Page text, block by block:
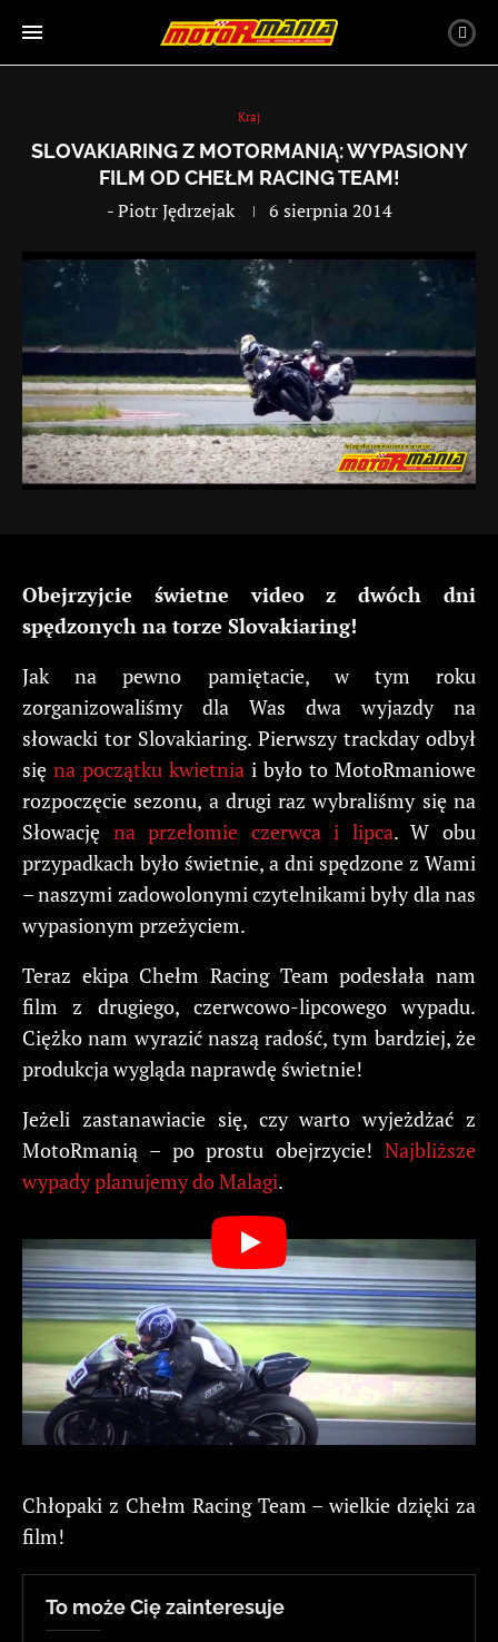
Kraj
SLOVAKIARING Z MOTORMANIĄ: WYPASIONY
FILM OD CHEŁM RACING TEAM!
-Piotr Jędrzejak 6 sierpnia 2014
Obejrzyjcie świetne video z dwóch dni
spędzonych na torze Slovakiaring!
Jak na pewno pamiętacie, w tym roku
zorganizowaliśmy dla Was dwa wyjazdy na
słowacki tor Slovakiaring. Pierwszy trackday odbył
się na początku kwietnia i było to MotoRmaniowe
rozpoczęcie sezonu, a drugi raz wybraliśmy się na
Słowację na przełomie czerwca i lipca. W obu
przypadkach było świetnie, a dni spędzone z Wami
– naszymi zadowolonymi czytelnikami były dla nas
wypasionym przeżyciem.
Teraz ekipa Chełm Racing Team podesłała nam
film z drugiego, czerwcowo-lipcowego wypadu.
Ciężko nam wyrazić naszą radość, tym bardziej, że
produkcja wygląda naprawdę świetnie!
Jeżeli zastanawiacie się, czy warto wyjeżdżać z
MotoRmanią – po prostu obejrzycie! Najbliższe
wypady planujemy do Malagi.
Chłopaki z Chełm Racing Team – wielkie dzięki za
film!
To może Cię zainteresuje